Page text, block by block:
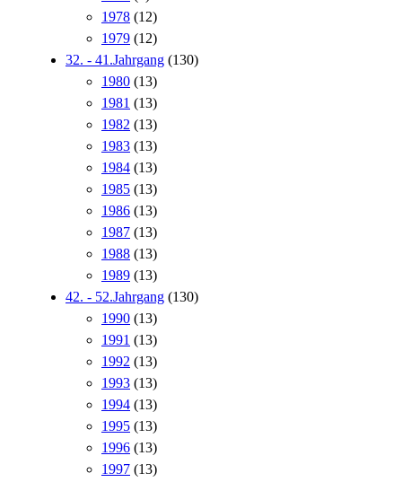
1978 (12)
1979 (12)
32. - 41.Jahrgang (130)
1980 (13)
1981 (13)
1982 (13)
1983 (13)
1984 (13)
1985 (13)
1986 (13)
1987 (13)
1988 (13)
1989 (13)
42. - 52.Jahrgang (130)
1990 (13)
1991 (13)
1992 (13)
1993 (13)
1994 (13)
1995 (13)
1996 (13)
1997 (13)